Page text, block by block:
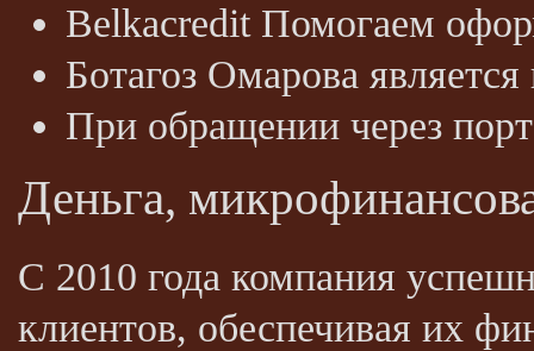
Belkacredit Помогаем
Ботагоз Омарова
При обращении через
Деньга,
С 2010 года компания
клиентов, обеспечивая их